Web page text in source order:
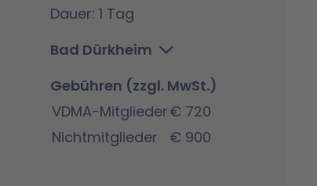
Dauer: 1 Tag
Bad Dürkheim
Gebühren (zzgl. MwSt.)
VDMA-Mitglieder€ 720
Nichtmitglieder
€ 900